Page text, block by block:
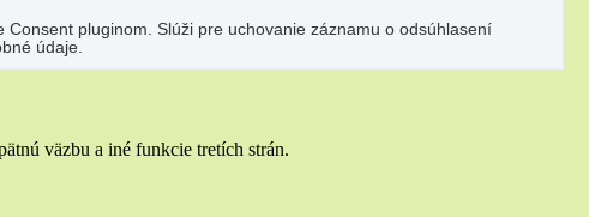
Consent pluginom. Slúži pre uchovanie záznamu o odsúhlasení
údaje.
väzbu a iné funkcie tretích strán.